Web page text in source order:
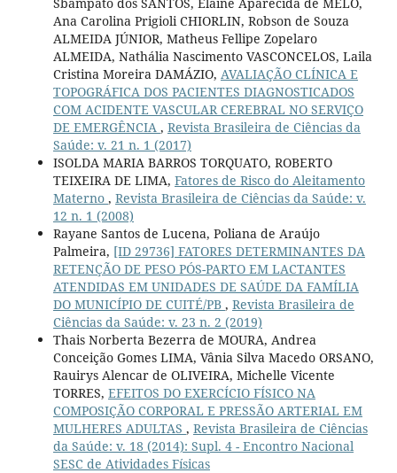
Ana Carolina Prigioli CHIORLIN, Robson de Souza
ALMEIDA JÚNIOR, Matheus Fellipe Zopelaro
ALMEIDA, Nathália Nascimento VASCONCELOS, Laila
Cristina Moreira DAMÁZIO, AVALIAÇÃO CLÍNICA E
TOPOGRÁFICA DOS PACIENTES DIAGNOSTICADOS
COM ACIDENTE VASCULAR CEREBRAL NO SERVIÇO
DE EMERGÊNCIA , Revista Brasileira de Ciências da
Saúde: v. 21 n. 1 (2017)
ISOLDA MARIA BARROS TORQUATO, ROBERTO
TEIXEIRA DE LIMA, Fatores de Risco do Aleitamento
Materno , Revista Brasileira de Ciências da Saúde: v.
12 n. 1 (2008)
Rayane Santos de Lucena, Poliana de Araújo
Palmeira, [ID 29736] FATORES DETERMINANTES DA
RETENÇÃO DE PESO PÓS-PARTO EM LACTANTES
ATENDIDAS EM UNIDADES DE SAÚDE DA FAMÍLIA
DO MUNICÍPIO DE CUITÉ/PB , Revista Brasileira de
Ciências da Saúde: v. 23 n. 2 (2019)
Thais Norberta Bezerra de MOURA, Andrea
Conceição Gomes LIMA, Vânia Silva Macedo ORSANO,
Rauirys Alencar de OLIVEIRA, Michelle Vicente
TORRES, EFEITOS DO EXERCÍCIO FÍSICO NA
COMPOSIÇÃO CORPORAL E PRESSÃO ARTERIAL EM
MULHERES ADULTAS , Revista Brasileira de Ciências
da Saúde: v. 18 (2014): Supl. 4 - Encontro Nacional
SESC de Atividades Físicas